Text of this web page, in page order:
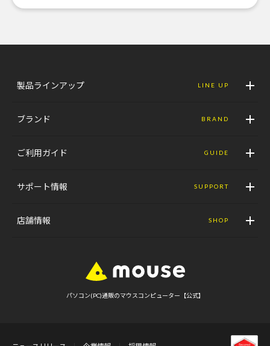
製品ラインアップ LINE UP
ブランド BRAND
ご利用ガイド GUIDE
サポート情報 SUPPORT
店舗情報 SHOP
パソコン(PC)通販のマウスコンピューター【公式】